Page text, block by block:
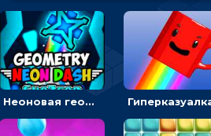
Неоновая геометрия: прыгай через препятствия и собирай шары